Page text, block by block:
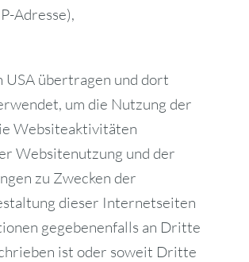
Adresse),
USA übertragen und dort
um die Nutzung der
Websiteaktivitäten
Websitenutzung und der
zu Zwecken der
dieser Internetseiten
gegebenenfalls an Dritte
ist oder soweit Dritte